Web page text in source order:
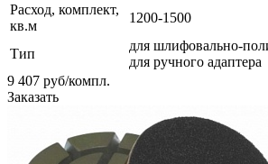
Расход, комплект,
кв.м
1200-1500
Тип
для шлифовально-
для ручного адаптера
9 407 руб/компл.
Заказать